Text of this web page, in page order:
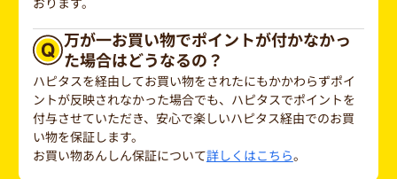
万が一お買い物でポイントが付かなかっ
た場合はどうなるの？
ハピタスを経由してお買い物をされたにもかかわらずポイ
ントが反映されなかった場合でも、ハピタスでポイントを
付与させていただき、安心で楽しいハピタス経由でのお買
い物を保証します。
お買い物あんしん保証について詳しくはこちら。